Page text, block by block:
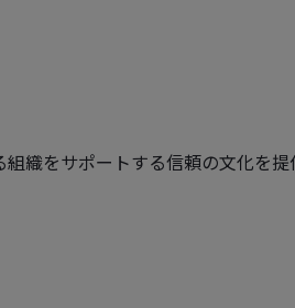
織をサポートする信頼の文化を提